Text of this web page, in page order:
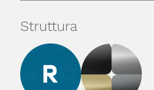
Struttura